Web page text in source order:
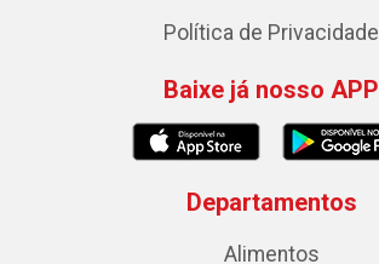
Política de Privacidade
Baixe já nosso APP
Departamentos
Alimentos